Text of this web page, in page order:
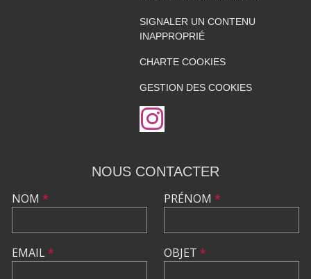
SIGNALER UN CONTENU
INAPPROPRIÉ
CHARTE COOKIES
GESTION DES COOKIES
NOUS CONTACTER
NOM *
EMAIL*
PRÉNOM *
OBJET *